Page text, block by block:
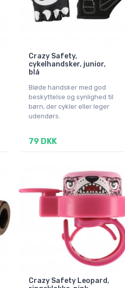
Crazy Safety,
cykelhandsker, junior,
blå
Bløde handsker med god
beskyttelse og synlighed til
børn, der cykler eller leger
udendørs.
79 DKK
Crazy Safety Leopard,